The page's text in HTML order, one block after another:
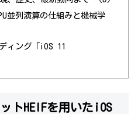
並列演算の仕組みと機械学
ィング「iOS 11
トHEIFを用いたiOS